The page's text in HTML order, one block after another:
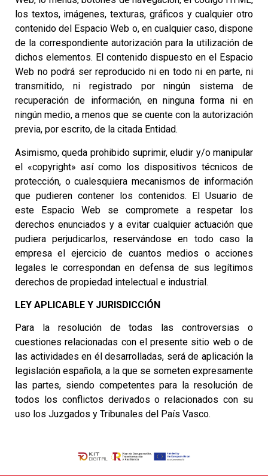
los textos, imágenes, texturas, gráficos y cualquier otro
contenido del Espacio Web o, en cualquier caso, dispone
de la correspondiente autorización para la utilización de
dichos elementos. El contenido dispuesto en el Espacio
Web no podrá ser reproducido ni en todo ni en parte, ni
transmitido, ni registrado por ningún sistema de
recuperación de información, en ninguna forma ni en
ningún medio, a menos que se cuente con la autorización
previa, por escrito, de la citada Entidad.
Asimismo, queda prohibido suprimir, eludir y/o manipular
el «copyright» así como los dispositivos técnicos de
protección, o cualesquiera mecanismos de información
que pudieren contener los contenidos. El Usuario de
este Espacio Web se compromete a respetar los
derechos enunciados y a evitar cualquier actuación que
pudiera perjudicarlos, reservándose en todo caso la
empresa el ejercicio de cuantos medios o acciones
legales le correspondan en defensa de sus legítimos
derechos de propiedad intelectual e industrial.
LEY APLICABLE Y JURISDICCIÓN
Para la resolución de todas las controversias o
cuestiones relacionadas con el presente sitio web o de
las actividades en él desarrolladas, será de aplicación la
legislación española, a la que se someten expresamente
las partes, siendo competentes para la resolución de
todos los conflictos derivados o relacionados con su
uso los Juzgados y Tribunales del País Vasco.